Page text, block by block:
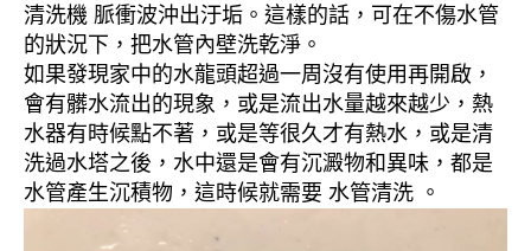
清洗機 脈衝波沖出汙垢。這樣的話，可在不傷水管
的狀況下，把水管內壁洗乾淨。
如果發現家中的水龍頭超過一周沒有使用再開啟，
會有髒水流出的現象，或是流出水量越來越少，熱
水器有時候點不著，或是等很久才有熱水，或是清
洗過水塔之後，水中還是會有沉澱物和異味，都是
水管產生沉積物，這時候就需要 水管清洗 。